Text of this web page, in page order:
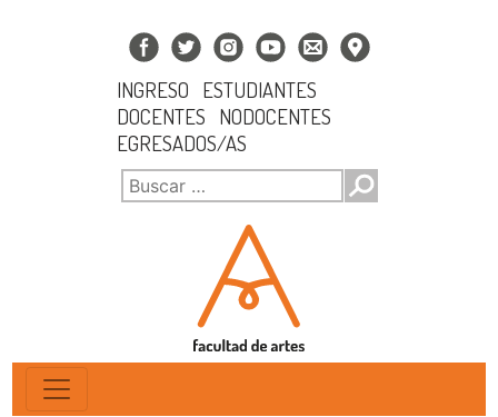
INGRESO
ESTUDIANTES
DOCENTES
NODOCENTES
EGRESADOS/AS